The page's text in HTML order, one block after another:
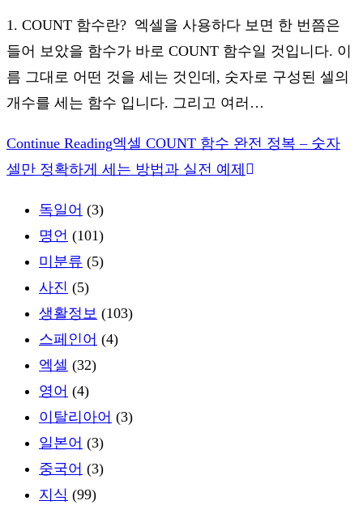
1. COUNT 함수란? 엑셀을 사용하다 보면 한 번쯤은
들어 보았을 함수가 바로 COUNT 함수일 것입니다. 이
름 그대로 어떤 것을 세는 것인데, 숫자로 구성된 셀의
개수를 세는 함수 입니다. 그리고 여러…
Continue Reading엑셀 COUNT 함수 완전 정복 – 숫자
셀만 정확하게 세는 방법과 실전 예제
독일어 (3)
명언 (101)
미분류 (5)
사진 (5)
생활정보 (103)
스페인어 (4)
엑셀 (32)
영어 (4)
이탈리아어 (3)
일본어 (3)
중국어 (3)
지식 (99)